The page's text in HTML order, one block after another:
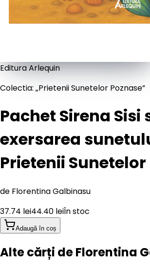
Editura Arlequin
Colectia: „Prietenii Sunetelor Poznase”
Pachet Sirena Sisi
exersarea
Prietenii Sunetelor
de Florentina Galbinasu
37.74 lei44.40 leiÎn stoc
Adaugă în coș
Alte cărți de Florentina